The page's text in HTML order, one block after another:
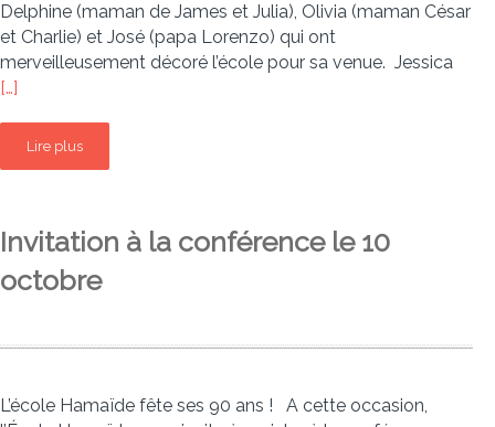
Delphine (maman de James et Julia), Olivia (maman César
et Charlie) et José (papa Lorenzo) qui ont
merveilleusement décoré l’école pour sa venue. Jessica
[…]
Lire plus
Invitation à la conférence le 10
octobre
L’école Hamaïde fête ses 90 ans ! A cette occasion,